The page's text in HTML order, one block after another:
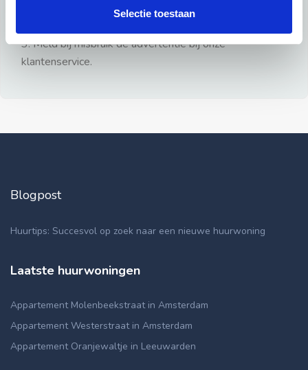
Selectie toestaan
3: Meld bij misbruik de advertentie bij onze
klantenservice.
Blogpost
Huurtips: Succesvol op zoek naar een nieuwe huurwoning
Laatste huurwoningen
Appartement Molenbeekstraat in Amsterdam
Appartement Westerstraat in Amsterdam
Appartement Oranjewaltje in Leeuwarden